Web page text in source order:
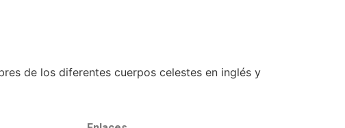
de los diferentes cuerpos celestes en inglés y